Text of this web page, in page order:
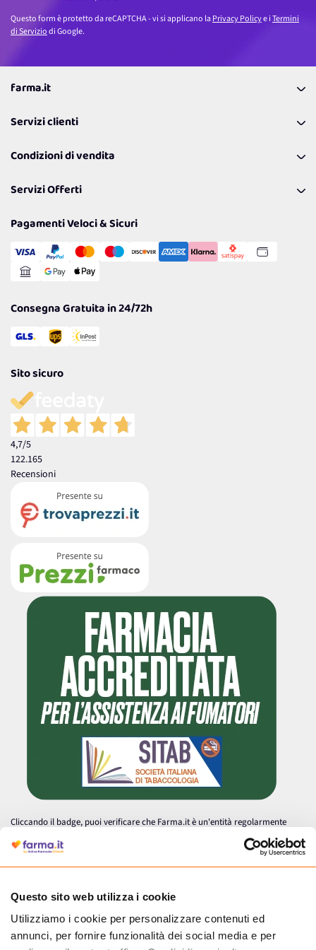
Questo sito web utilizza i cookie
Utilizziamo i cookie per personalizzare contenuti ed
annunci, per fornire funzionalità dei social media e per
Questo form è protetto da reCAPTCHA - vi si applicano laPrivacy Policye iTermini
di Serviziodi Google.
farma.it
Coupon
Lavora con noi
Politiche per la parità di genere
Servizi clienti
Richiamami
Resi
Condizioni di vendita
Spedizioni
Cookie Policy
Gestisci Cookie
Servizi Offerti
Reso Facile e Veloce
Pagamenti Veloci & Sicuri
Consegna Gratuita in 24/72h
Sito sicuro
4,7/5
122.165
Recensioni
Cliccando il badge, puoi verificare che Farma.it è un'entità regolarmente
autorizzata dal Ministero della Salute a effettuare la vendita online di
medicinali.